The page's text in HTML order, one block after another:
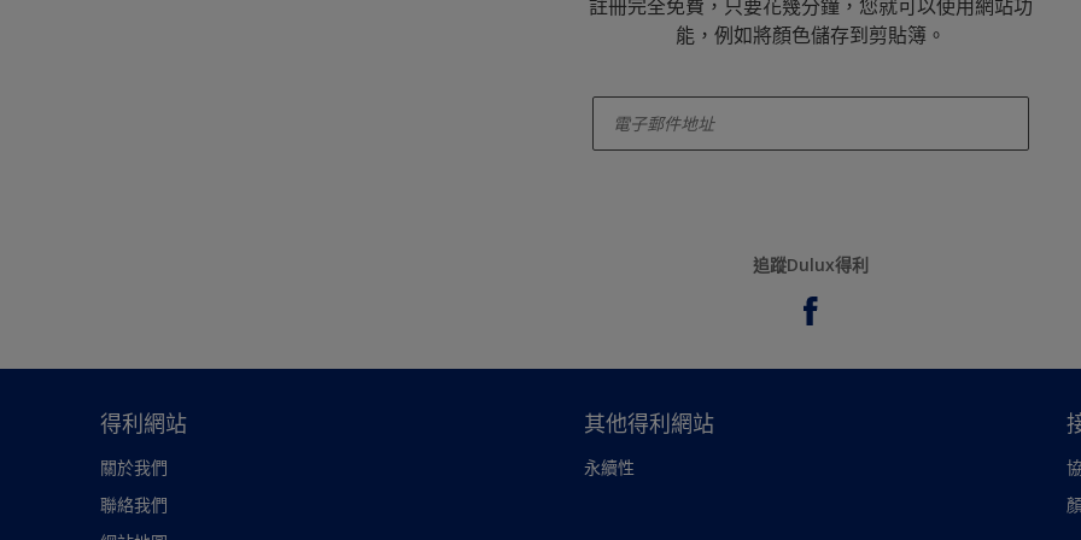
註冊完全免費，只要花幾分鐘，您就可以使用網站功
能，例如將顏色儲存到剪貼簿。
追蹤Dulux得利
得利網站
關於我們
聯絡我們
其他得利網站
永續性